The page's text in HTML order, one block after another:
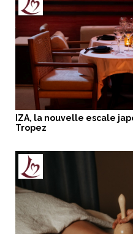
IZA, la nouvelle escale
Tropez